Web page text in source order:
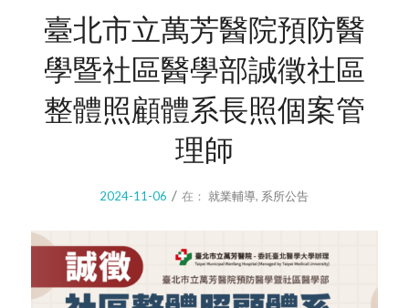
臺北市立萬芳醫院預防醫
學暨社區醫學部誠徵社區
整體照顧體系長照個案管
理師
2024-11-06 / 在： 就業輔導, 系所公告